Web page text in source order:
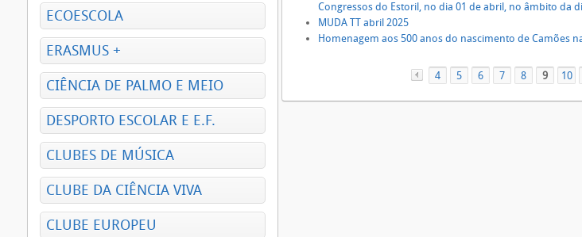
Congressos do Estoril, no dia 01 de abril, no âmbito da
MUDA TT abril 2025
Homenagem aos 500 anos do nascimento de Camões
4 5 6 7 8 9 10
ECOESCOLA
ERASMUS +
CIÊNCIA DE PALMO E MEIO
DESPORTO ESCOLAR E E.F.
CLUBES DE MÚSICA
CLUBE DA CIÊNCIA VIVA
CLUBE EUROPEU